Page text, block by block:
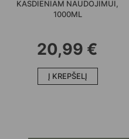
KASDIENIAM NAUDOJIMUI,
1000ML
20,99 €
Į KREPŠELĮ